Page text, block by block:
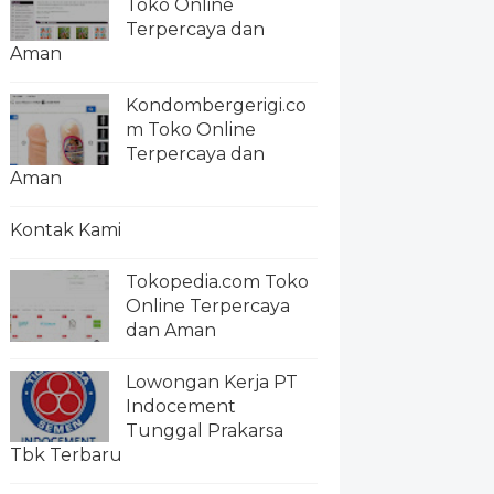
Toko Online
Terpercaya dan
Aman
Kondombergerigi.co
m Toko Online
Terpercaya dan
Aman
Kontak Kami
Tokopedia.com Toko
Online Terpercaya
dan Aman
Lowongan Kerja PT
Indocement
Tunggal Prakarsa
Tbk Terbaru